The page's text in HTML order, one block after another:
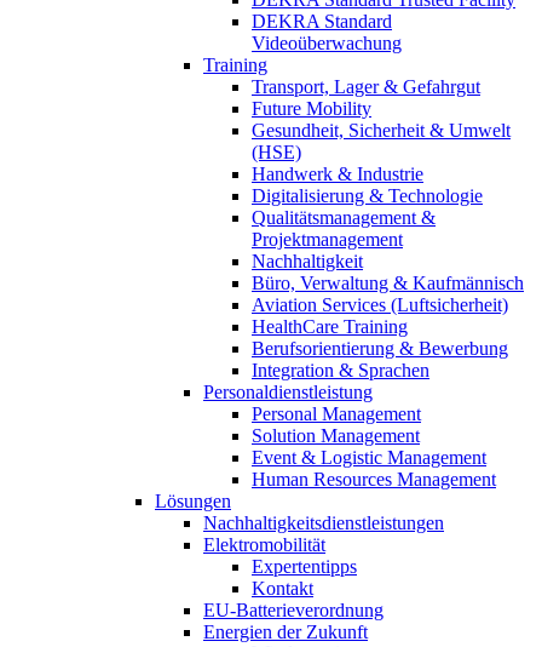
DEKRA Standard
Videoüberwachung
Training
Transport, Lager & Gefahrgut
Future Mobility
Gesundheit, Sicherheit & Umwelt
(HSE)
Handwerk & Industrie
Digitalisierung & Technologie
Qualitätsmanagement &
Projektmanagement
Nachhaltigkeit
Büro, Verwaltung & Kaufmännisch
Aviation Services (Luftsicherheit)
HealthCare Training
Berufsorientierung & Bewerbung
Integration & Sprachen
Personaldienstleistung
Personal Management
Solution Management
Event & Logistic Management
Human Resources Management
Lösungen
Nachhaltigkeitsdienstleistungen
Elektromobilität
Expertentipps
Kontakt
EU-Batterieverordnung
Energien der Zukunft